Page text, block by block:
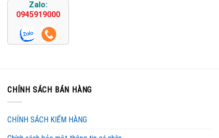
Zalo:
0945919000
CHÍNH SÁCH BÁN HÀNG
CHÍNH SÁCH KIỂM HÀNG